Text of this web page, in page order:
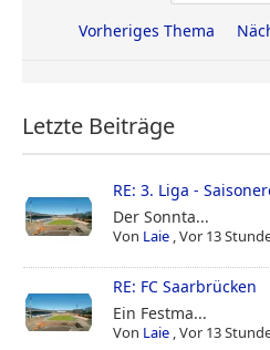
Vorheriges Thema
Letzte Beiträge
RE: 3. Liga -
Der Sonnta...
Von Laie ,Vor 13
RE: FC Saarbrücken
Ein Festma...
Von Laie ,Vor 13